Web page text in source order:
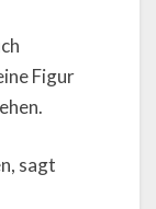
Figur
sagt